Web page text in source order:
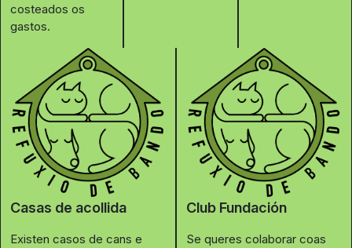
costeados os
gastos.
Casas de acollida
Existen casos de cans e
Club Fundación
Se queres colaborar coas